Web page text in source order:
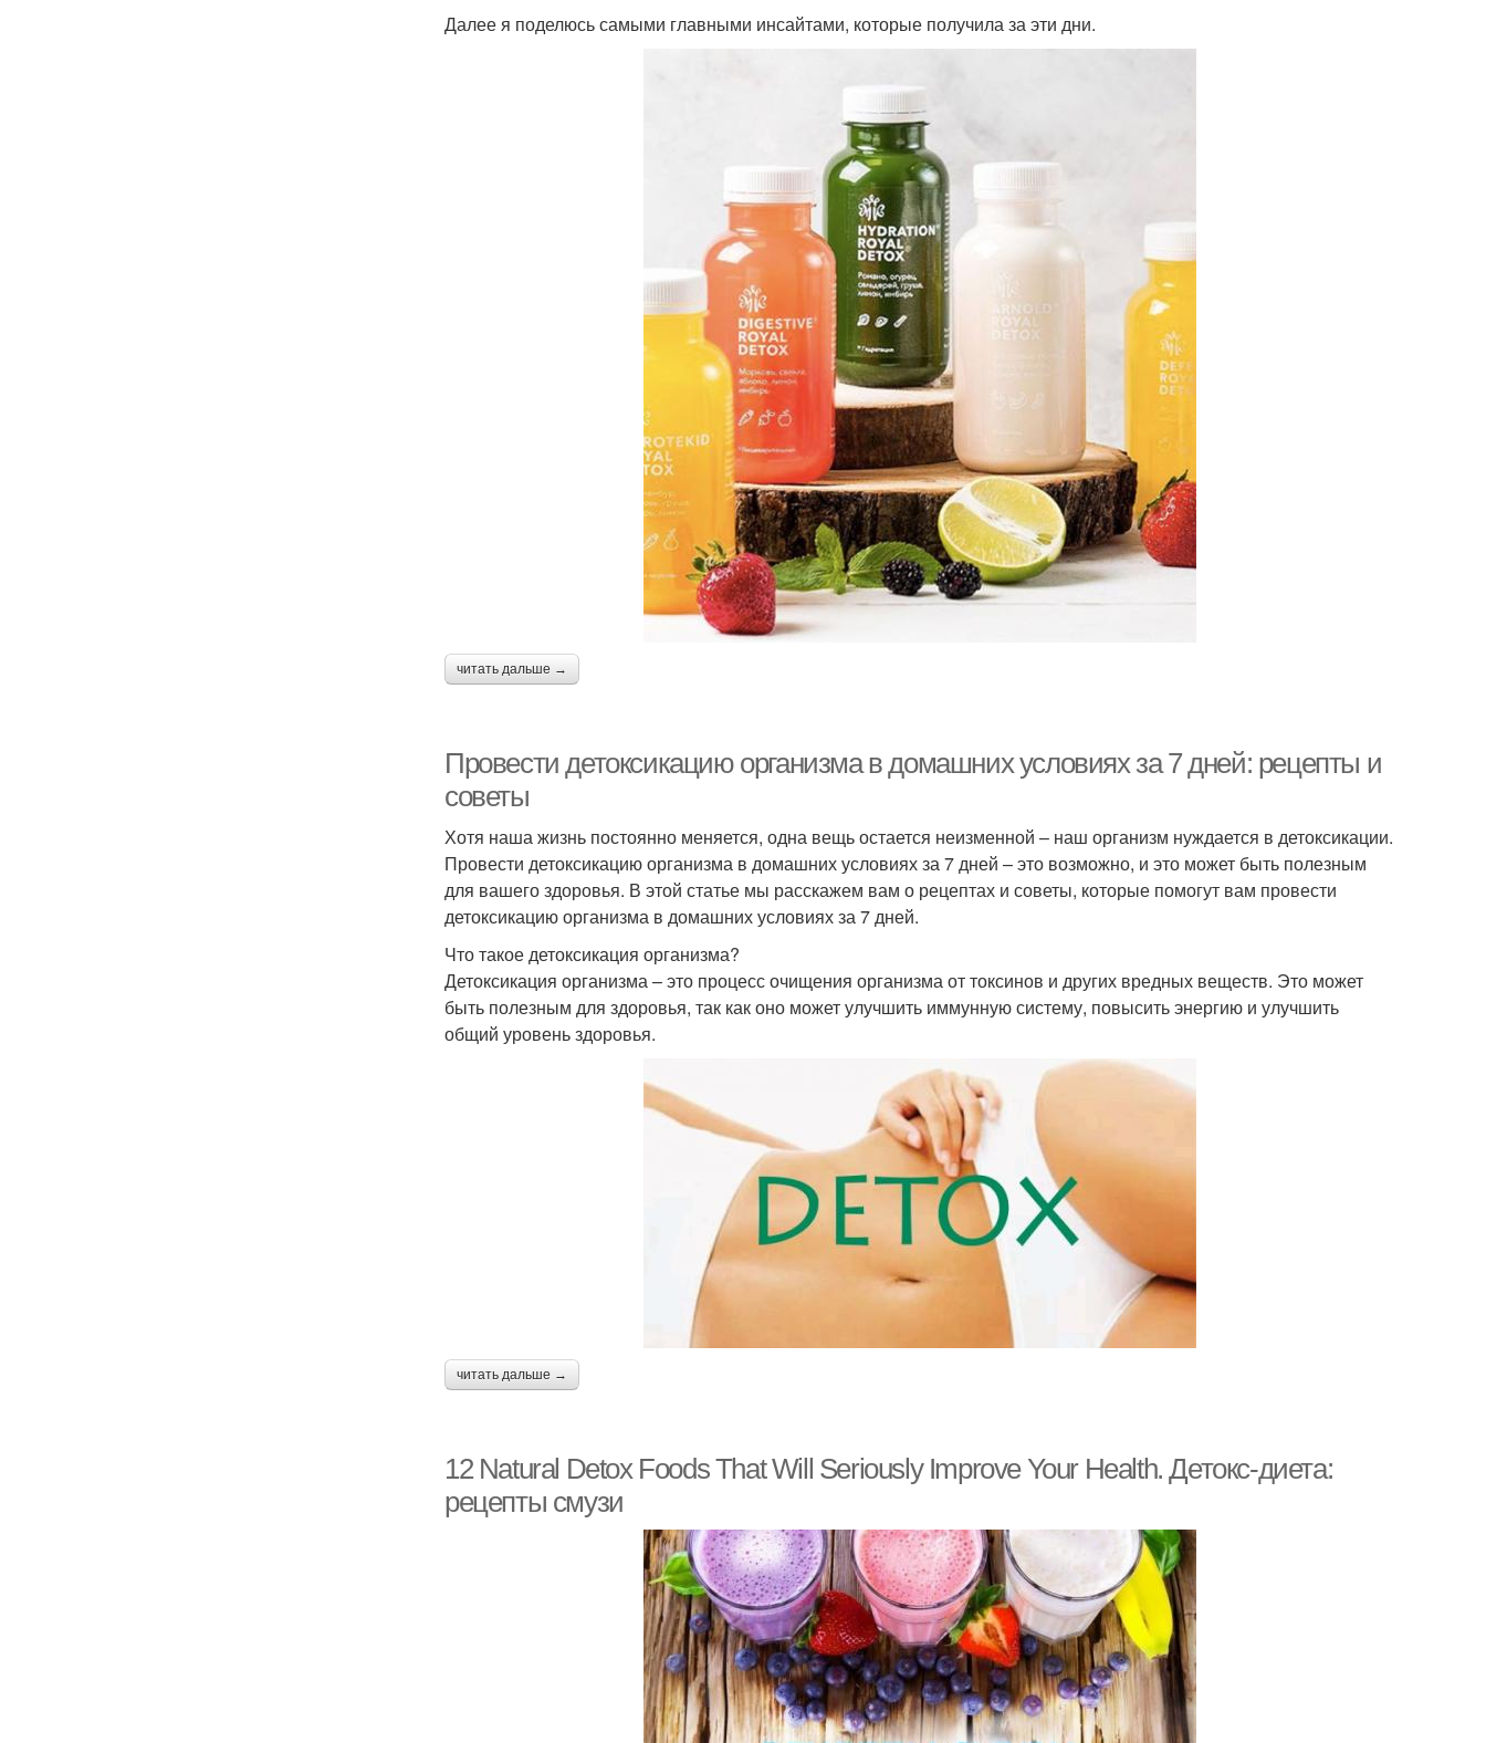
Далее я поделюсь самыми главными инсайтами, которые получила за эти дни.
читать дальше →
Провести детоксикацию организма в домашних условиях за 7 дней: рецепты и
советы
Хотя наша жизнь постоянно меняется, одна вещь остается неизменной – наш организм нуждается в детоксикации.
Провести детоксикацию организма в домашних условиях за 7 дней – это возможно, и это может быть полезным
для вашего здоровья. В этой статье мы расскажем вам о рецептах и советы, которые помогут вам провести
детоксикацию организма в домашних условиях за 7 дней.
Что такое детоксикация организма?
Детоксикация организма – это процесс очищения организма от токсинов и других вредных веществ. Это может
быть полезным для здоровья, так как оно может улучшить иммунную систему, повысить энергию и улучшить
общий уровень здоровья.
читать дальше →
12 Natural Detox Foods That Will Seriously Improve Your Health. Детокс-диета:
рецепты смузи